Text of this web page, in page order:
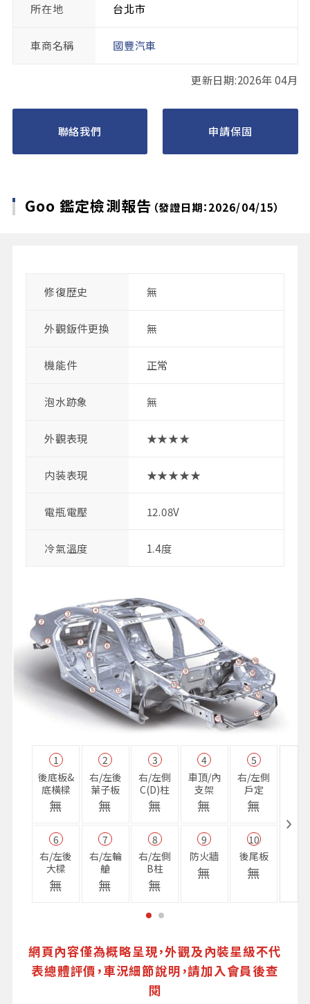
所在地 台北市
車商名稱 國豐汽車
更新日期:2026年 04月
聯絡我們 申請保固
Goo 鑑定檢測報告 （發證日期：2026/04/15）
修復歴史 無
外觀鈑件更換 無
機能件 正常
泡水跡象 無
外觀表現 ★★★★
内装表現 ★★★★★
電瓶電壓 12.08V
冷氣溫度 1.4度
1
後底板&
底橫樑
無
2
右/左後
葉子板
無
3
右/左側
C(D)柱
無
4
車頂/內
支架
無
5
右/左側
戶定
無
6
右/左後
大樑
無
7
右/左輪
艙
無
8
右/左側
B柱
無
9
防火牆
無
10
後尾板
無
網頁內容僅為概略呈現，外觀及內裝星級不代
表總體評價，車況細節說明，請加入會員後查
閱